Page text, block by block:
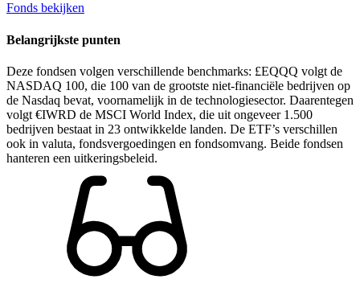
Fonds bekijken
Belangrijkste punten
Deze fondsen volgen verschillende benchmarks: £EQQQ volgt de
NASDAQ 100, die 100 van de grootste niet-financiële bedrijven op
de Nasdaq bevat, voornamelijk in de technologiesector. Daarentegen
volgt €IWRD de MSCI World Index, die uit ongeveer 1.500
bedrijven bestaat in 23 ontwikkelde landen. De ETF’s verschillen
ook in valuta, fondsvergoedingen en fondsomvang. Beide fondsen
hanteren een uitkeringsbeleid.